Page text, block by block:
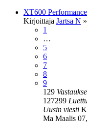
XT600
Kirjoittaja Jartsa N »
1
…
5
6
7
8
9
129
127299
Uusin viesti
Ma Maalis